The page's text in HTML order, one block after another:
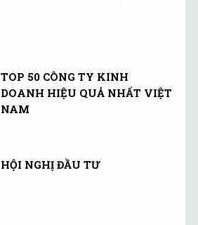
TOP 50 CÔNG TY KINH
DOANH HIỆU QUẢ NHẤT VIỆT
NAM
HỘI NGHỊ ĐẦU TƯ